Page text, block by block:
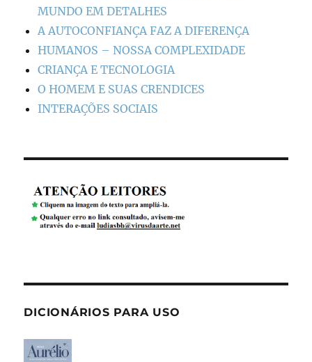
MUNDO EM DETALHES
A AUTOCONFIANÇA FAZ A DIFERENÇA
HUMANOS – NOSSA COMPLEXIDADE
CRIANÇA E TECNOLOGIA
O HOMEM E SUAS CRENDICES
INTERAÇÕES SOCIAIS
DICIONÁRIOS PARA USO